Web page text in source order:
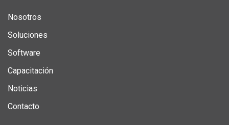
Nosotros
Soluciones
Software
Capacitación
Noticias
Contacto